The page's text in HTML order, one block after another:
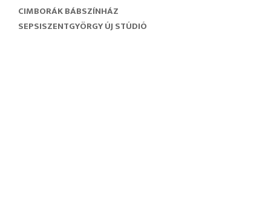
CIMBORÁK BÁBSZÍNHÁZ
SEPSISZENTGYÖRGY ÚJ STÚDIÓ